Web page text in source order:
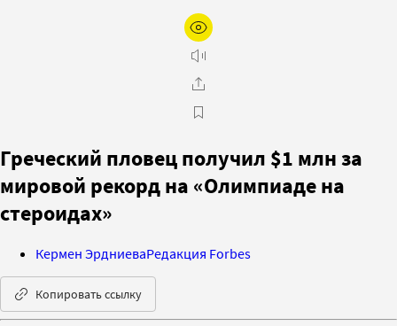
Греческий пловец получил $1 млн за
мировой рекорд на «Олимпиаде на
стероидах»
Кермен ЭрдниеваРедакция Forbes
Копировать ссылку